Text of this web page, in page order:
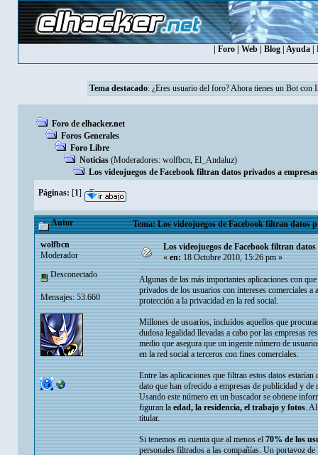
Foro Web Blog Ayuda
Tema destacado: ¿Eres usuario del foro? Ahora tienes un Bot con
Foro de elhacker.net
Foros Generales
Foro Libre
Noticias (Moderadores: wolfbcn, El_Andaluz)
Los videojuegos de Facebook filtran datos privados a
Páginas: [1]
Autor Tema: Los videojuegos de Facebook filtran datos
wolfbcn
Moderador
Desconectado
Mensajes: 53.660
Los videojuegos de Facebook filtran
«en:18 Octubre 2010, 15:26 pm »
Algunas de las más importantes aplicaciones con
privados de los usuarios con intereses comerciales
protección a la privacidad en la red social.
Millones de usuarios, incluidos aquellos que
dudosa legalidad llevadas a cabo por las empresas
medio que asegura que un ingente número de
en la red social a terceros con fines comerciales.
Entre las aplicaciones que filtran estos datos
dato que han ofrecido a empresas de publicidad y de
Usando este número en un buscador se obtiene
figuran laedad, la residencia, el trabajo y fotos. Al
titular.
Si tenemos en cuenta que al menos el70% de los
personales filtrados a las compañías. Un portavoz de